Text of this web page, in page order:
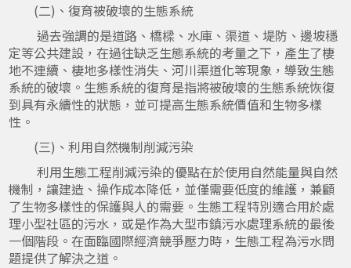
(二)、復育被破壞的生態系統
過去強調的是道路、橋樑、水庫、渠道、堤防、邊坡穩
定等公共建設，在過往缺乏生態系統的考量之下，產生了棲
地不連續、棲地多樣性消失、河川渠道化等現象，導致生態
系統的破壞。生態系統的復育是指將被破壞的生態系統恢復
到具有永續性的狀態，並可提高生態系統價值和生物多樣
性。
(三)、利用自然機制削減污染
利用生態工程削減污染的優點在於使用自然能量與自然
機制，讓建造、操作成本降低，並僅需要低度的維護，兼顧
了生物多樣性的保護與人的需要。生態工程特別適合用於處
理小型社區的污水，或是作為大型市鎮污水處理系統的最後
一個階段。在面臨國際經濟競爭壓力時，生態工程為污水問
題提供了解決之道。